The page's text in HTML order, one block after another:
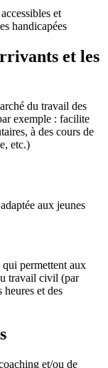
et
handicapées
et les
du travail des
exemple : facilite
à des cours de
etc.)
aux jeunes
permettent aux
travail civil (par
et des
et/ou de